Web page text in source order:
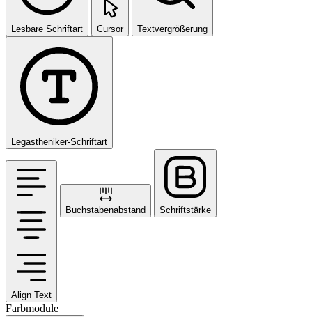
Lesbare Schriftart Cursor Textvergrößerung
Legastheniker-Schriftart
Align Text
Buchstabenabstand Schriftstärke
Farbmodule